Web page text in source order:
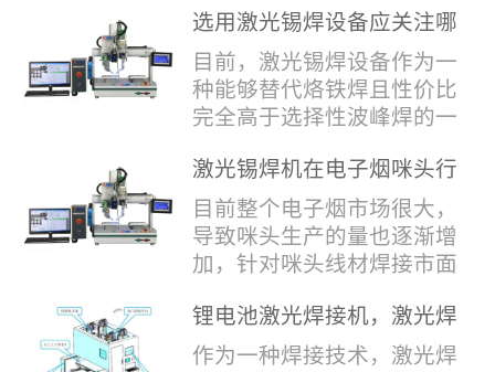
汽车与储能市场爆发式增
经理尹建中先生发表了振奋
人心的讲话。他首先对全体
员工在过去一年中的辛勤付
出和卓越贡献表示了最衷心
的感谢，并全面回顾了公司
在过去一年里取得的各项成
反两面都有插针的插头，其
焊接的方式还是有一定的难
点的，第一回流焊和自动烙
铁焊都不合适，因为对面一
会烫伤，在加上有干涉，烙
铁头不方便下去，目前在大
多数情况只能采用人工焊
接，目前人工成本贵，流动
性大，焊接的品质也难保
证。 但采用激光...
选用激光锡焊设备应关注哪
些方面
目前，激光锡焊设备作为一
种能够替代烙铁焊且性价比
完全高于选择性波峰焊的一
来越多的企业关注与使用，
那么在选择激光锡焊设备方
面应该关注哪几点哪？
其一，激光锡焊接设备上
动力核心部件，激光器肯定
是锡焊接设备最至关重要的
一环。目前作为激光锡焊接
激光锡焊机在电子烟咪头行
业的应用
目前整个电子烟市场很大，
导致咪头生产的量也逐渐增
加，针对咪头线材焊接市面
统烙铁焊接，优势价格便
宜，咪头焊接自动化生产线
锂电池激光焊接机，激光焊
锡机厂家如何选？
作为一种焊接技术，激光焊